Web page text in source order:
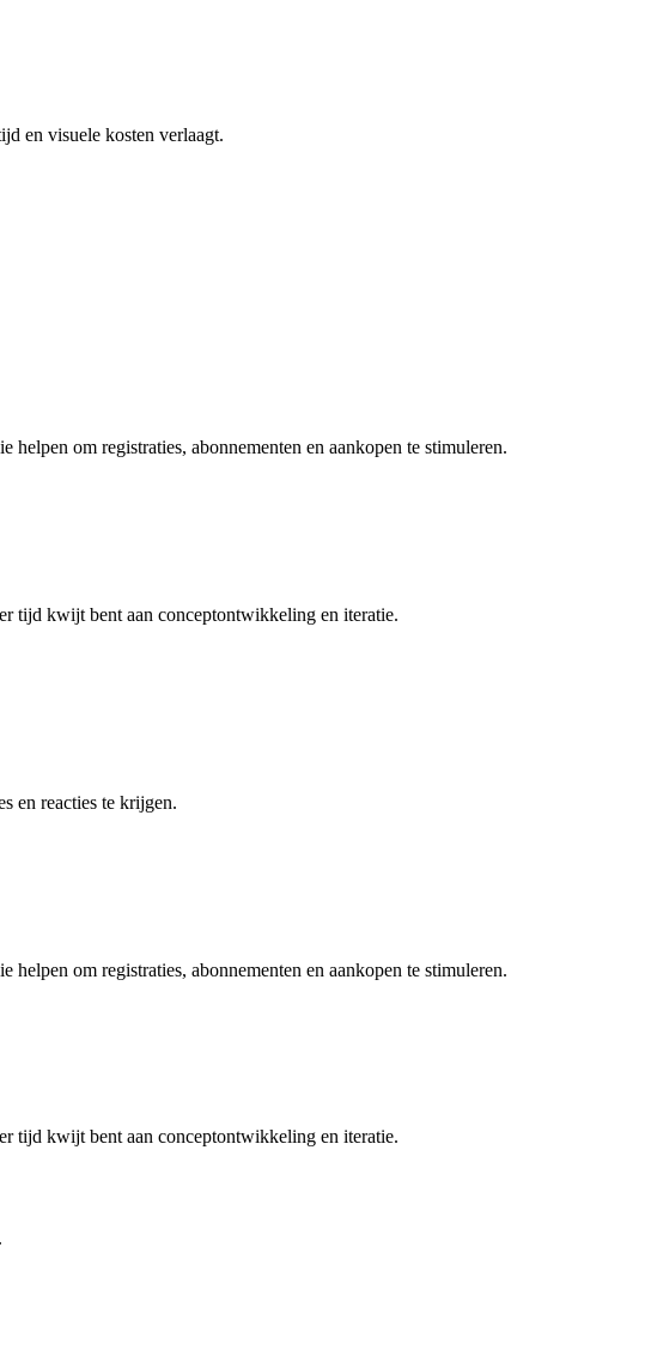
en visuele kosten verlaagt.
om registraties, abonnementen en aankopen te stimuleren.
tijd kwijt bent aan conceptontwikkeling en iteratie.
en reacties te krijgen.
om registraties, abonnementen en aankopen te stimuleren.
tijd kwijt bent aan conceptontwikkeling en iteratie.